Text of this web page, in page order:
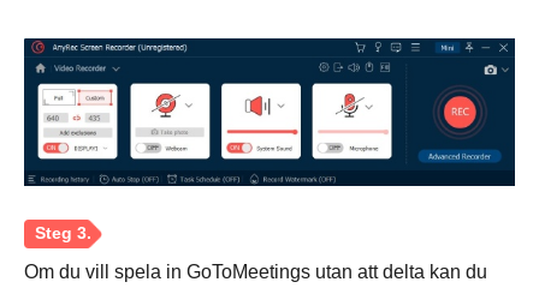
Om du vill spela in GoToMeetings utan att delta kan du